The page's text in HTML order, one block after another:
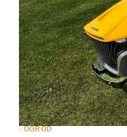
OGRÓD